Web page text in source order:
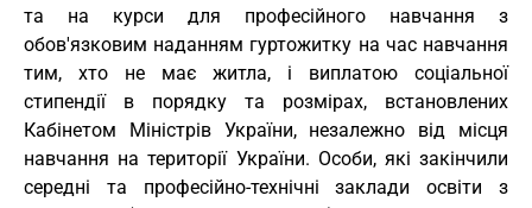
та на курси для професійного навчання з
обов'язковим наданням гуртожитку на час навчання
тим, хто не має житла, і виплатою соціальної
стипендії в порядку та розмірах, встановлених
Кабінетом Міністрів України, незалежно від місця
навчання на території України. Особи, які закінчили
середні та професійно-технічні заклади освіти з